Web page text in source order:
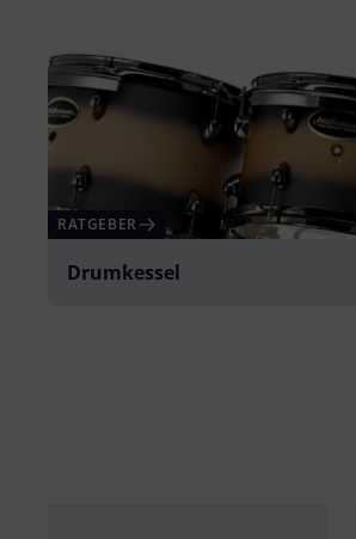
RATGEBER
Drumkessel